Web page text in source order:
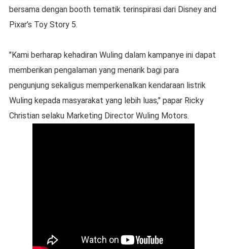
bersama dengan booth tematik terinspirasi dari Disney and
Pixar’s Toy Story 5.
"Kami berharap kehadiran Wuling dalam kampanye ini dapat
memberikan pengalaman yang menarik bagi para
pengunjung sekaligus memperkenalkan kendaraan listrik
Wuling kepada masyarakat yang lebih luas," papar Ricky
Christian selaku Marketing Director Wuling Motors.